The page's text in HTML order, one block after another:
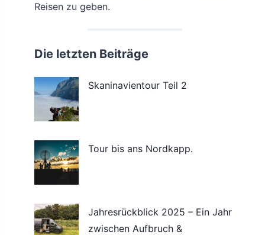
Reisen zu geben.
Die letzten Beiträge
Skaninavientour Teil 2
Tour bis ans Nordkapp.
Jahresrückblick 2025 – Ein Jahr
zwischen Aufbruch &